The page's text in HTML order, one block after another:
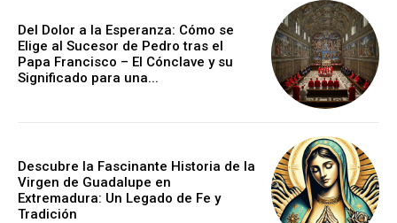
Del Dolor a la Esperanza: Cómo se
Elige al Sucesor de Pedro tras el
Papa Francisco – El Cónclave y su
Significado para una...
Descubre la Fascinante Historia de la
Virgen de Guadalupe en
Extremadura: Un Legado de Fe y
Tradición